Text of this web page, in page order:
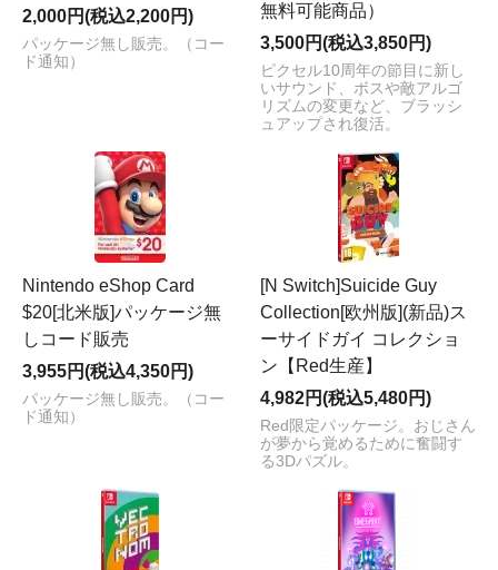
2,000円(税込2,200円)
パッケージ無し販売。（コー
ド通知）
無料可能商品）
3,500円(税込3,850円)
ピクセル10周年の節目に新し
いサウンド、ボスや敵アルゴ
リズムの変更など、ブラッシ
ュアップされ復活。
Nintendo eShop Card
$20[北米版]パッケージ無
しコード販売
3,955円(税込4,350円)
パッケージ無し販売。（コー
ド通知）
[N Switch]Suicide Guy
Collection[欧州版](新品)ス
ーサイドガイ コレクショ
ン【Red生産】
4,982円(税込5,480円)
Red限定パッケージ。おじさん
が夢から覚めるために奮闘す
る3Dパズル。